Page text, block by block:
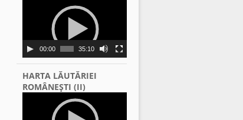
00:00 35:10
HARTA LĂUTĂRIEI
ROMÂNEŞTI (II)